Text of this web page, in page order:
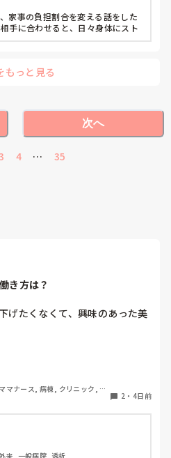
家事の負担割合を変える話をした
手に合わせると、日々身体にスト
ってもらえるところはやってもら
もっと見る
4 … 35
次へ
き方は？
げたくなくて、興味のあった美
です。
夜勤をしないと、、という感じ
マナース, 病棟, クリニック, リ
2 ・ 4日前
来, 一般病院, 透析